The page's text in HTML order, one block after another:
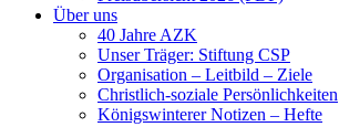
Über uns
40 Jahre AZK
Unser Träger: Stiftung CSP
Organisation – Leitbild – Ziele
Christlich-soziale Persönlichkeiten
Königswinterer Notizen – Hefte